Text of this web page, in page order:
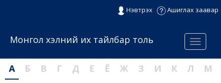
Нэвтрэх Ашиглах заавар
Menu
Монгол хэлний их тайлбар толь
А Б В Г Д Е Ё Ж З И К Л
М